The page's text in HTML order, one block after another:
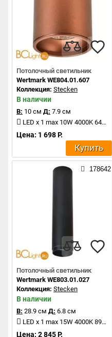
Потолочный светильник
Wertmark WE804.01.607
Коллекция: Stecken
В наличии
В: 10 см Д: 7.9 см
LED x 1 max 10W 4000K 640Lm
Цена: 1 698 Р.
Купить
178642
Потолочный светильник
Wertmark WE803.01.027
Коллекция: Stecken
В наличии
В: 28.9 см Д: 6.8 см
LED x 1 max 15W 4000K 890Lm
Цена: 2 845 Р.